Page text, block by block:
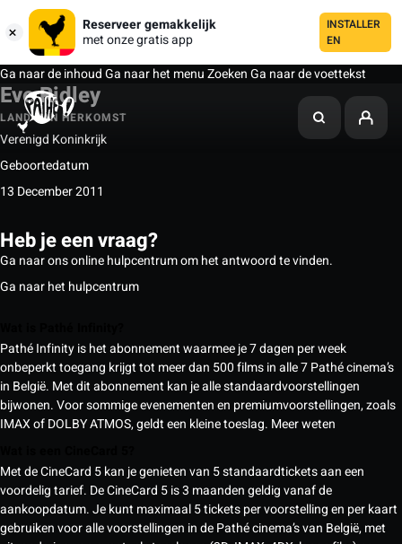
Reserveer gemakkelijk
met onze gratis app
INSTALLER
EN
Ga naar de inhoudGa naar het menuZoekenGa naar de voettekst
Eve Ridley
LAND VAN HERKOMST
Verenigd Koninkrijk
Geboortedatum
13 December 2011
Heb je een vraag?
Ga naar ons online hulpcentrum om het antwoord te vinden.
Ga naar het hulpcentrum
Pathé Infinity is het abonnement waarmee je 7 dagen per week
onbeperkt toegang krijgt tot meer dan 500 films in alle 7 Pathé cinema’s
in België. Met dit abonnement kan je alle standaardvoorstellingen
bijwonen. Voor sommige evenementen en premiumvoorstellingen, zoals
IMAX of DOLBY ATMOS, geldt een kleine toeslag. Meer weten
Met de CineCard 5 kan je genieten van 5 standaardtickets aan een
voordelig tarief. De CineCard 5 is 3 maanden geldig vanaf de
aankoopdatum. Je kunt maximaal 5 tickets per voorstelling en per kaart
gebruiken voor alle voorstellingen in de Pathé cinema’s van België, met